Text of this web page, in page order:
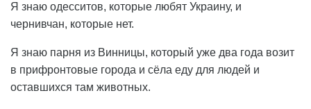
Я знаю одесситов, которые любят Украину, и
чернивчан, которые нет.
Я знаю парня из Винницы, который уже два года возит
в прифронтовые города и сёла еду для людей и
оставшихся там животных.